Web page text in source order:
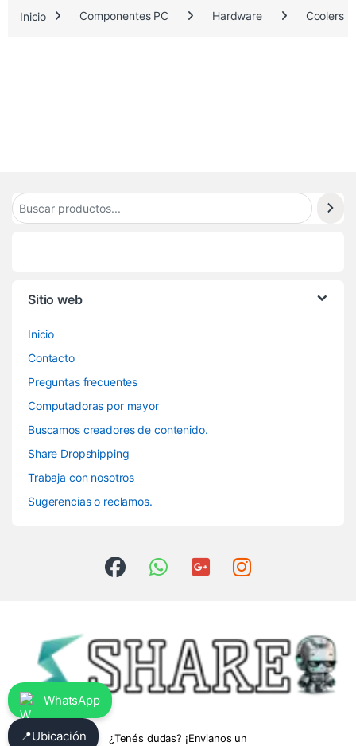
.
Inicio Componentes PC Hardware Coolers
Sitio web
Inicio
Contacto
Preguntas frecuentes
Computadoras por mayor
Buscamos creadores de contenido.
Share Dropshipping
Trabaja con nosotros
Sugerencias o reclamos.
¿Tenés dudas? ¡Envianos un
WhatsApp
📍Ubicación